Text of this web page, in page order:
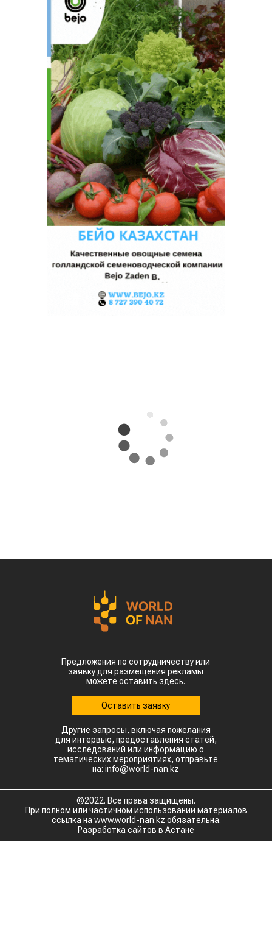
Предложения по сотрудничеству или
заявку для размещения рекламы
можете оставить здесь.
Оставить заявку
Другие запросы, включая пожелания
для интервью, предоставления статей,
исследований или информацию о
тематических мероприятиях, отправьте
на: info@world-nan.kz
©2022. Все права защищены.
При полном или частичном использовании материалов
ссылка на www.world-nan.kz обязательна.
Разработка сайтов в Астане